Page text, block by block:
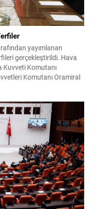
yayımlanan
gerçekleştirildi. Hava
Kuvveti Komutanı
Komutanı Oramiral
tarihinden geçerli olmak